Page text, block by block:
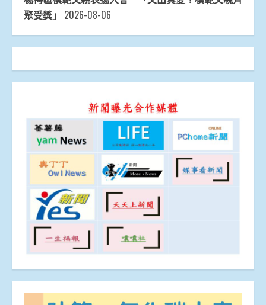
聚受獎」 2026-08-06